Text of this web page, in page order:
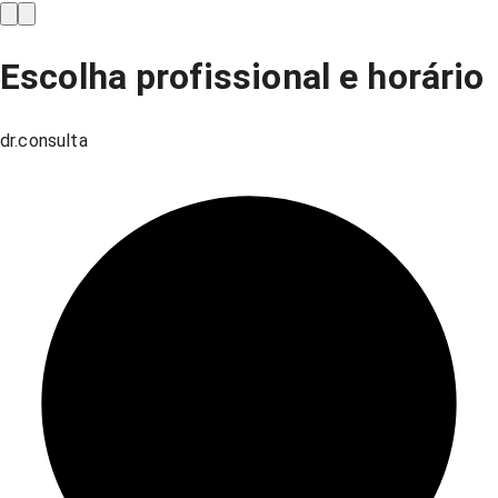
Escolha profissional e horário
dr.consulta